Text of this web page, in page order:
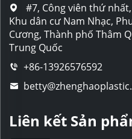
#7, Công viên thứ
Khu dân cư Nam Nhạc,
Cương, Thành phố Thâm
Trung Quốc
+86-13926576592
Liên kết Sản